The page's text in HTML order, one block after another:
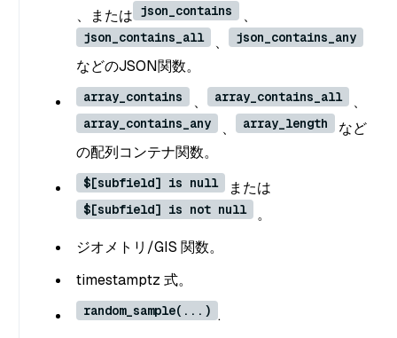
、または json_contains 、
json_contains_all 、 json_contains_any
などのJSON関数。
array_contains 、 array_contains_all 、
array_contains_any 、 array_length
など
の配列コンテナ関数。
$[subfield] is null または
$[subfield] is not null
。
ジオメトリ/GIS 関数。
timestamptz 式。
random_sample(...) .